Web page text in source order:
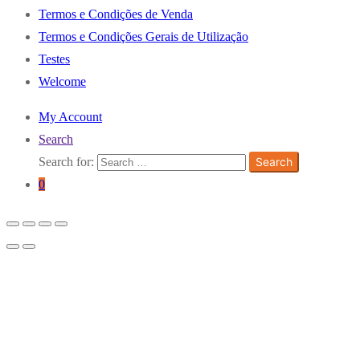
Termos e Condições de Venda
Termos e Condições Gerais de Utilização
Testes
Welcome
My Account
Search
Search for:
Search
0